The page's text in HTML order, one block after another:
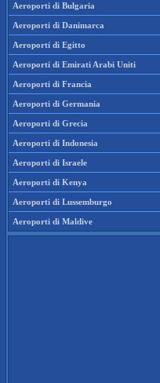
Aeroporti di Bulgaria
Aeroporti di Danimarca
Aeroporti di Egitto
Aeroporti di Emirati Arabi Uniti
Aeroporti di Francia
Aeroporti di Germania
Aeroporti di Grecia
Aeroporti di Indonesia
Aeroporti di Israele
Aeroporti di Kenya
Aeroporti di Lussemburgo
Aeroporti di Maldive